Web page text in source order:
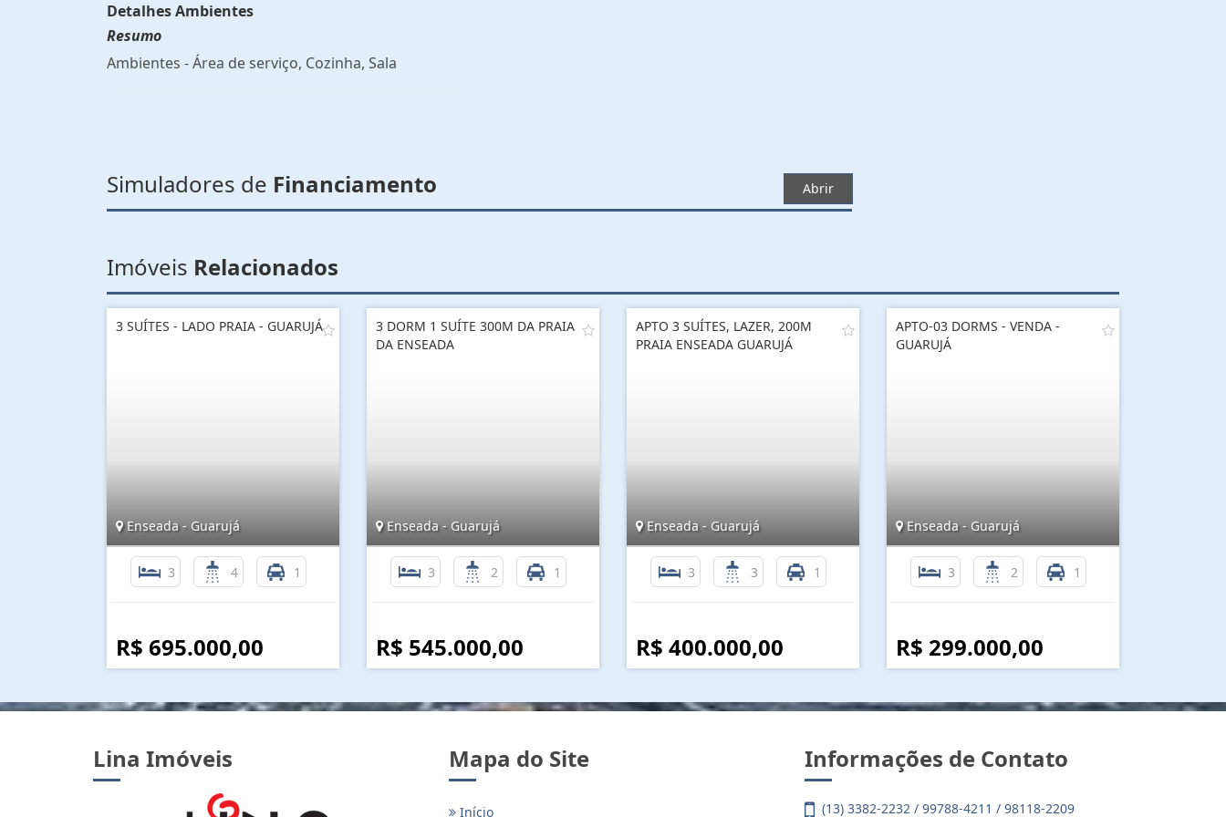
Detalhes Ambientes
Resumo
Ambientes - Área de serviço, Cozinha, Sala
Simuladores de Financiamento Abrir
Imóveis Relacionados
3 SUÍTES - LADO PRAIA - GUARUJÁ
Enseada - Guarujá
3 4 1
R$ 695.000,00
3 DORM 1 SUÍTE 300M DA PRAIA
DA ENSEADA
Enseada - Guarujá
3 2 1
R$ 545.000,00
APTO 3 SUÍTES, LAZER, 200M
PRAIA ENSEADA GUARUJÁ
Enseada - Guarujá
3 3 1
R$ 400.000,00
APTO-03 DORMS - VENDA -
GUARUJÁ
Enseada - Guarujá
3 2 1
R$ 299.000,00
Lina Imóveis Mapa do Site
Início
Informações de Contato
(13) 3382-2232 / 99788-4211 / 98118-2209